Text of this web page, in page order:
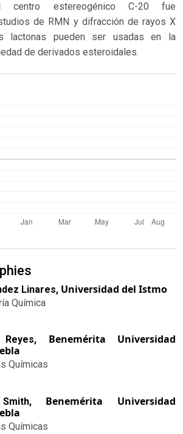
centro estereogénico C-20 fue
de RMN y difracción de rayos X
lactonas pueden ser usadas en la
de derivados esteroidales.
Linares, Universidad del Istmo
Química
Benemérita Universidad
Químicas
Benemérita Universidad
Químicas